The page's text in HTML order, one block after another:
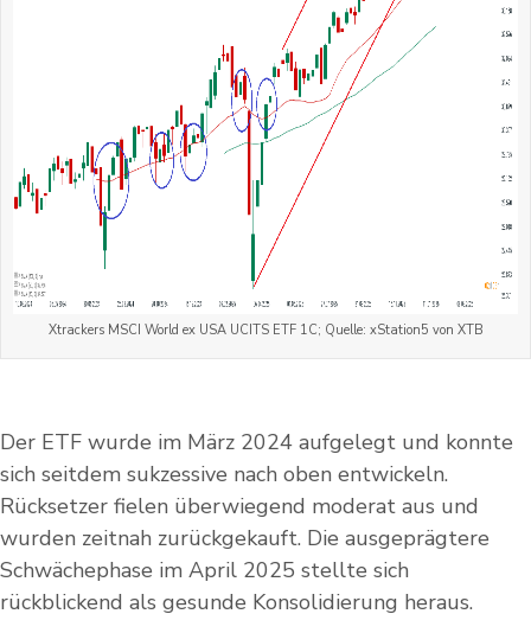
Xtrackers MSCI World ex USA UCITS ETF 1C; Quelle: xStation5 von XTB
Der ETF wurde im März 2024 aufgelegt und konnte
sich seitdem sukzessive nach oben entwickeln.
Rücksetzer fielen überwiegend moderat aus und
wurden zeitnah zurückgekauft. Die ausgeprägtere
Schwächephase im April 2025 stellte sich
rückblickend als gesunde Konsolidierung heraus.